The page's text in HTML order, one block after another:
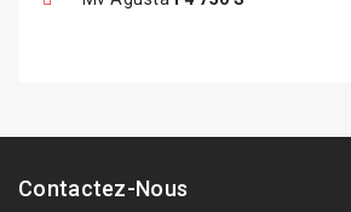
Contactez-Nous